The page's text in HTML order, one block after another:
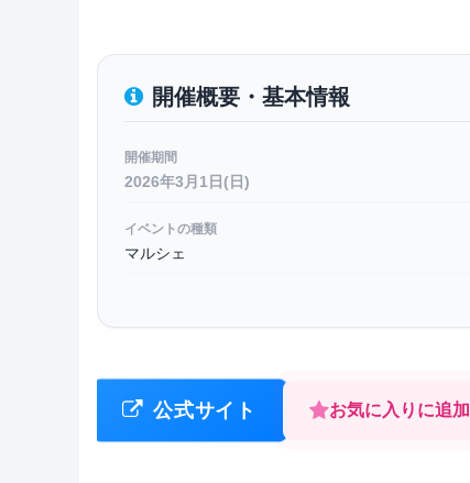
開催概要・基本情報
開催期間
2026年3月1日(日)
イベントの種類
マルシェ
公式サイト お気に入りに追加